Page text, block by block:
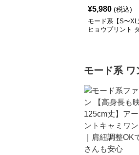
¥5,980 (税込)
モード系【S〜XL
ヒョウプリント
モード系 ワ